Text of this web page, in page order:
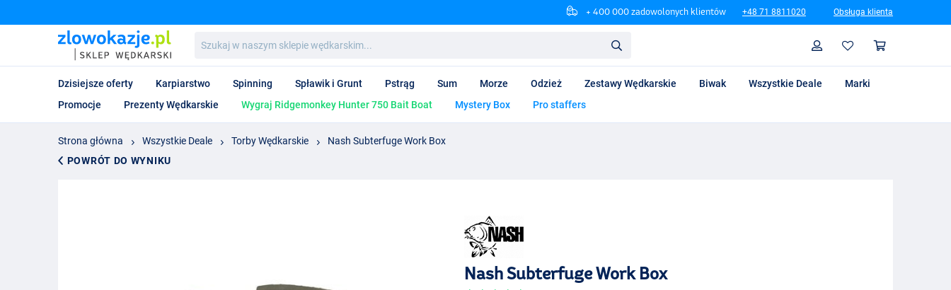
+ 400 000 zadowolonych klientów +48 71 8811020 Obsługa klienta
w
naszym
wędkarskim...
Profil
Dzisiejsze oferty Karpiarstwo Spinning Spławik i Grunt Pstrąg Sum Morze Odzież Zestawy Wędkarskie Biwak Wszystkie Deale
Marki
Promocje
Prezenty Wędkarskie Wygraj Ridgemonkey Hunter 750 Bait Boat Mystery Box Pro staffers
Strona główna Wszystkie Deale Torby Wędkarskie
Nash Subterfuge Work Box
POWRÓT DO WYNIKU
Nash Subterfuge Work Box